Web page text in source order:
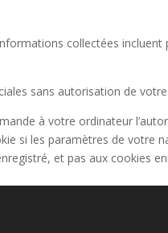
collectées incluent
sans autorisation de
à votre ordinateur
si les paramètres de votre
et pas aux cookies